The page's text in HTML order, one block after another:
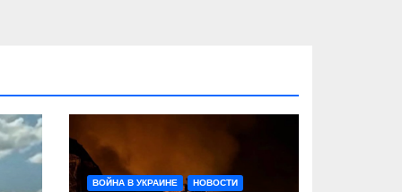
ВОЙНА В УКРАИНЕ НОВОСТИ